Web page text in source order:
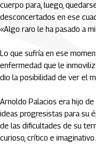
cuerpo para, luego,
desconcertados en ese
«Algo raro le ha pasado a
Lo que sufría en ese
enfermedad que le
dio la posibilidad de ver el
Arnoldo Palacios era hijo
ideas progresistas para su
de las dificultades de su
curioso, crítico e imaginativo.